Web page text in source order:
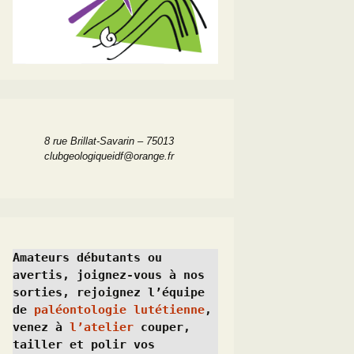
8 rue Brillat-Savarin – 75013
clubgeologiqueidf@orange.fr
Amateurs débutants ou
avertis, joignez-vous à nos
sorties, rejoignez l’équipe
de paléontologie lutétienne,
venez à l’atelier couper,
tailler et polir vos